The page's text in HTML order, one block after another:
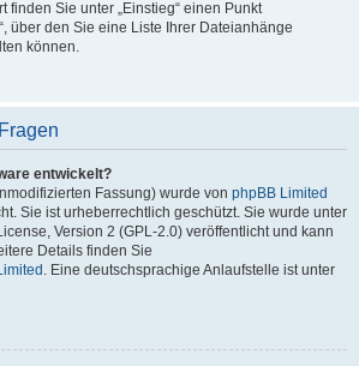
finden Sie unter „Einstieg“ einen Punkt
über den Sie eine Liste Ihrer Dateianhänge
können.
entwickelt?
Fassung) wurde von phpBB Limited
Sie ist urheberrechtlich geschützt. Sie wurde unter
Version 2 (GPL-2.0) veröffentlicht und kann
Details finden Sie
. Eine deutschsprachige Anlaufstelle ist unter